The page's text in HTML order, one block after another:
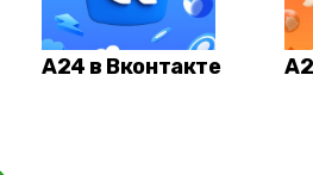
А24 в Вконтакте